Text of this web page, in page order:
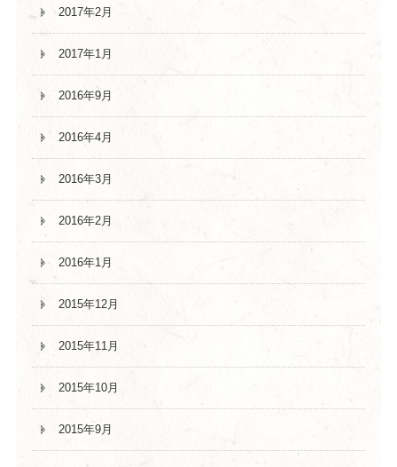
2017年2月
2017年1月
2016年9月
2016年4月
2016年3月
2016年2月
2016年1月
2015年12月
2015年11月
2015年10月
2015年9月